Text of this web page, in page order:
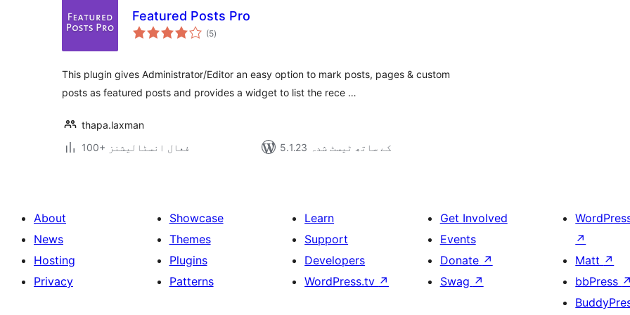
Featured Posts Pro
(5مجموعی
درجہ
)
This plugin gives Administrator/Editor an easy option to mark posts, pages & custom
posts as featured posts and provides a widget to list the rece …
thapa.laxman
100+ فعال انسٹالیشنز
5.1.23 کے ساتھ ٹیسٹ شدہ
About
News
Hosting
Privacy
Showcase
Themes
Plugins
Patterns
Learn
Support
Developers
WordPress.tv ↗
Get Involved
Events
Donate ↗
Swag ↗
↗
Matt ↗
bbPress ↗